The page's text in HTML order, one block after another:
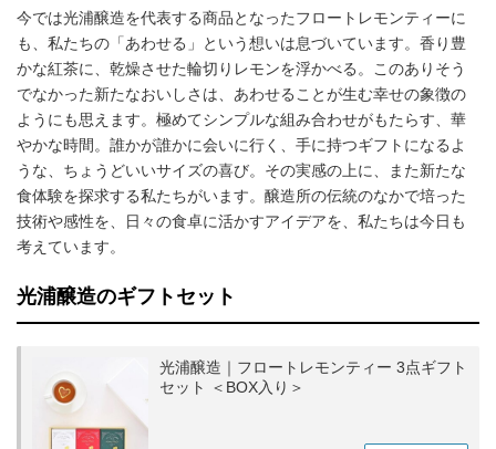
今では光浦醸造を代表する商品となったフロートレモンティーに
も、私たちの「あわせる」という想いは息づいています。香り豊
かな紅茶に、乾燥させた輪切りレモンを浮かべる。このありそう
でなかった新たなおいしさは、あわせることが生む幸せの象徴の
ようにも思えます。極めてシンプルな組み合わせがもたらす、華
やかな時間。誰かが誰かに会いに行く、手に持つギフトになるよ
うな、ちょうどいいサイズの喜び。その実感の上に、また新たな
食体験を探求する私たちがいます。醸造所の伝統のなかで培った
技術や感性を、日々の食卓に活かすアイデアを、私たちは今日も
考えています。
光浦醸造のギフトセット
光浦醸造｜フロートレモンティー 3点ギフト
セット ＜BOX入り＞